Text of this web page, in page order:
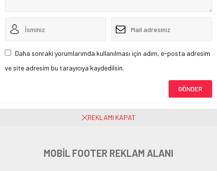
Daha sonraki yorumlarımda kullanılması için adım, e-posta adresim
ve site adresim bu tarayıcıya kaydedilsin.
Henüz yorum yapılmamış. İlk yorumu yukarıdaki form aracılığıyla siz
REKLAMI KAPAT
MOBİL FOOTER REKLAM ALANI